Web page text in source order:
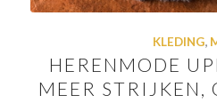
KLEDING,
HERENMODE
MEER STRIJKEN,